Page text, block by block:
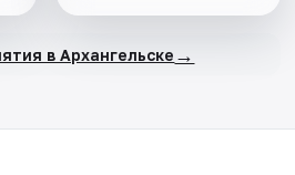
в Архангельске →